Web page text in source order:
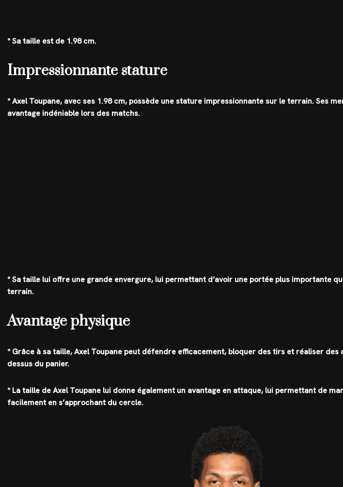
* Sa taille est de 1.98 cm.
Impressionnante stature
* Axel Toupane, avec ses 1.98 cm, possède une stature impressionnante sur le terrain. Ses
avantage indéniable lors des matchs.
* Sa taille lui offre une grande envergure, lui permettant d’avoir une portée plus importante
terrain.
Avantage physique
* Grâce à sa taille, Axel Toupane peut défendre efficacement, bloquer des tirs et réaliser
dessus du panier.
* La taille de Axel Toupane lui donne également un avantage en attaque, lui permettant de
facilement en s’approchant du cercle.